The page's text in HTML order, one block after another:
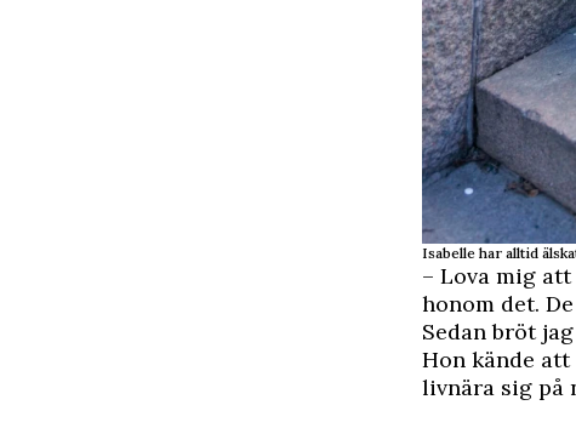
Isabelle har alltid
– Lova mig
honom det.
Sedan bröt
Hon kände
livnära sig på